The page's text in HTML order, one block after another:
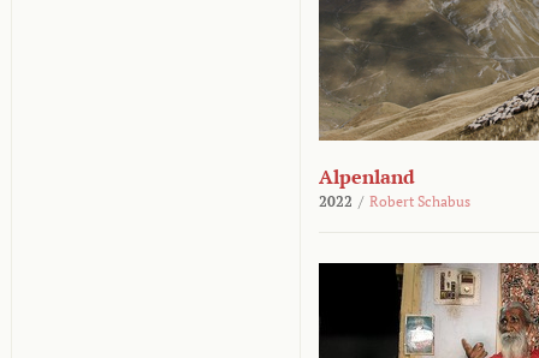
Alpenland
2022 / Robert Schabus